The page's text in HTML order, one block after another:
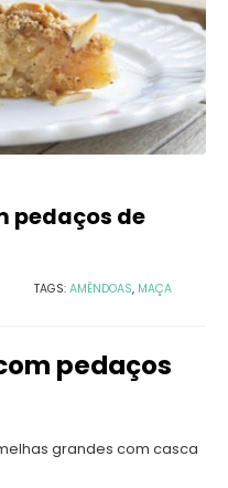
pedaços de
TAGS: AMÊNDOAS, MAÇA
pedaços
grandes com casca